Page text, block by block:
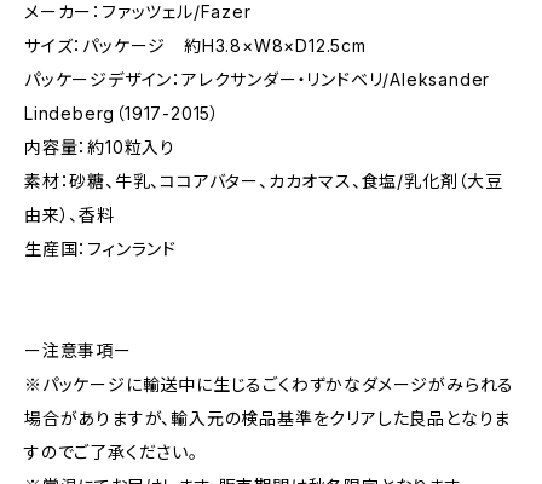
メーカー：ファッツェル/Fazer
サイズ：パッケージ 約H3.8×W8×D12.5cm
パッケージデザイン：アレクサンダー・リンドベリ/Aleksander
Lindeberg（1917-2015）
内容量：約10粒入り
素材：砂糖、牛乳、ココアバター、カカオマス、食塩/乳化剤（大豆
由来）、香料
生産国：フィンランド
ー注意事項ー
※パッケージに輸送中に生じるごくわずかなダメージがみられる
場合がありますが、輸入元の検品基準をクリアした良品となりま
すのでご了承ください。